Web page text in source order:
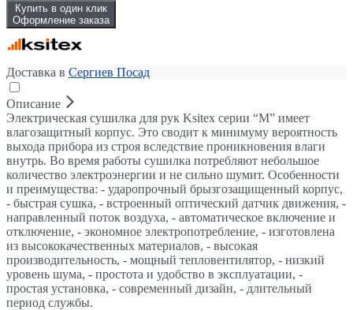
Купить в один клик
Оформление заказа
Доставка в Сергиев Посад
Описание
Электрическая сушилка для рук Ksitex серии “M” имеет
влагозащитный корпус. Это сводит к минимуму вероятность
выхода прибора из строя вследствие проникновения влаги
внутрь. Во время работы сушилка потребляют небольшое
количество электроэнергии и не сильно шумит. Особенности
и преимущества: - ударопрочный брызгозащищенный корпус,
- быстрая сушка, - встроенный оптический датчик движения, -
направленный поток воздуха, - автоматическое включение и
отключение, - экономное электропотребление, - изготовлена
из высококачественных материалов, - высокая
производительность, - мощный тепловентилятор, - низкий
уровень шума, - простота и удобство в эксплуатации, -
простая установка, - современный дизайн, - длительный
период службы.